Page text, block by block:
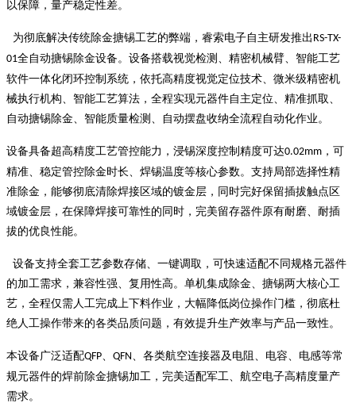
以保障，量产稳定性差。
为彻底解决传统除金搪锡工艺的弊端，睿索电子自主研发推出 RS-TX-
01全自动搪锡除金设备。设备搭载视觉检测、精密机械臂、智能工艺
软件一体化闭环控制系统，依托高精度视觉定位技术、微米级精密机
械执行机构、智能工艺算法，全程实现元器件自主定位、精准抓取、
自动搪锡除金、智能质量检测、自动摆盘收纳全流程自动化作业。
设备具备超高精度工艺管控能力，浸锡深度控制精度可达0.02mm ，可
精准、稳定管控除金时长、焊锡温度等核心参数。支持局部选择性精
准除金，能够彻底清除焊接区域的镀金层，同时完好保留插拔触点区
域镀金层，在保障焊接可靠性的同时，完美留存器件原有耐磨、耐插
拔的优良性能。
设备支持全套工艺参数存储、一键调取，可快速适配不同规格元器件
的加工需求，兼容性强、复用性高。单机集成除金、搪锡两大核心工
艺，全程仅需人工完成上下料作业，大幅降低岗位操作门槛，彻底杜
绝人工操作带来的各类品质问题，有效提升生产效率与产品一致性。
本设备广泛适配QFP QFN 、各类航空连接器及电阻、电容、电感等常
规元器件的焊前除金搪锡加工，完美适配军工、航空电子高精度量产
需求。